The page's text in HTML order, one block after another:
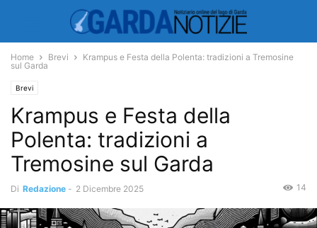
Home Brevi
Krampus e Festa della Polenta: tradizioni a Tremosine
sul Garda
Brevi
Krampus e Festa della
Polenta: tradizioni a
Tremosine sul Garda
Di Redazione - 2 Dicembre 2025 14